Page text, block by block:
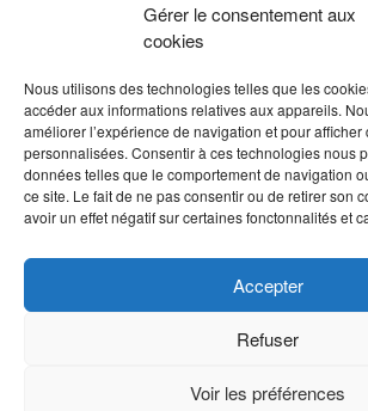
Gérer le consentement aux
cookies
Nous utilisons des technologies telles que les
accéder aux informations relatives aux appareils.
améliorer l’expérience de navigation et pour
personnalisées. Consentir à ces technologies nous
données telles que le comportement de navigation
ce site. Le fait de ne pas consentir ou de retirer son
avoir un effet négatif sur certaines fonctonnalités et
Accepter
Refuser
Voir les préférences